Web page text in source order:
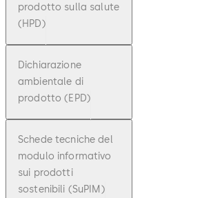
prodotto sulla salute
(HPD)
Dichiarazione
ambientale di
prodotto (EPD)
Schede tecniche del
modulo informativo
sui prodotti
sostenibili (SuPIM)